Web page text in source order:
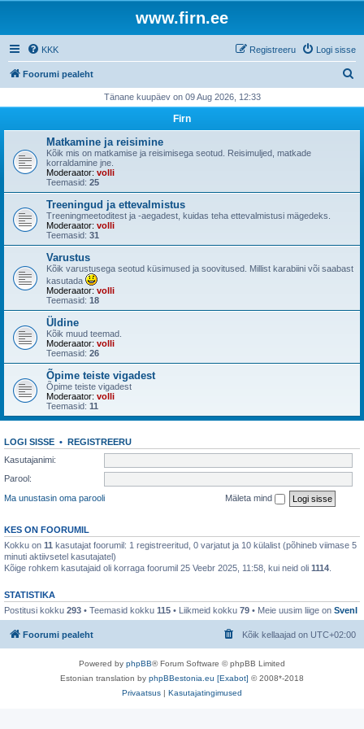
www.firn.ee
KKK Logi sisse
Registreeru
Foorumi pealeht
i
Tänane kuupäev on 09 Aug 2026, 12:33
Firn
Matkamine ja reisimine
Kõik mis on matkamise ja reisimisega seotud. Reisimuljed, matkade
korraldamine jne.
Moderaator: volli
Teemasid: 25
Treeningud ja ettevalmistus
Treeningmeetoditest ja -aegadest, kuidas teha ettevalmistusi mägedeks.
Moderaator: volli
Teemasid: 31
Varustus
Kõik varustusega seotud küsimused ja soovitused. Millist karabiini või saabast
kasutada
Moderaator: volli
Teemasid: 18
Üldine
Kõik muud teemad.
Moderaator: volli
Teemasid: 26
Õpime teiste vigadest
Õpime teiste vigadest
Moderaator: volli
Teemasid: 11
LOGI SISSE • REGISTREERU
Kasutajanimi:
Parool:
Ma unustasin oma parooli
Mäleta mind
KES ON FOORUMIL
Kokku on 11 kasutajat foorumil: 1 registreeritud, 0 varjatut ja 10 külalist (põhineb viimase 5
minuti aktiivsetel kasutajatel)
Kõige rohkem kasutajaid oli korraga foorumil 25 Veebr 2025, 11:58, kui neid oli 1114
STATISTIKA
Postitusi kokku 293 • Teemasid kokku 115 • Liikmeid kokku 79 • Meie uusim liige on SvenI
Foorumi pealeht Kõik kellaajad on UTC+02:00
Powered by phpBB® Forum Software © phpBB Limited
Estonian translation by phpBBestonia.eu [Exabot] © 2008*-2018
Privaatsus | Kasutajatingimused